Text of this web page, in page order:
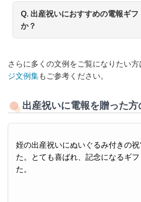
Q. 出産祝いにおすすめの電報ギ
か？
さらに多くの文例をご覧になりたい方
ジ文例集もご参考ください。
出産祝いに電報を贈った方
姪の出産祝いにぬいぐるみ付きの
た。とても喜ばれ、記念になるギ
た。